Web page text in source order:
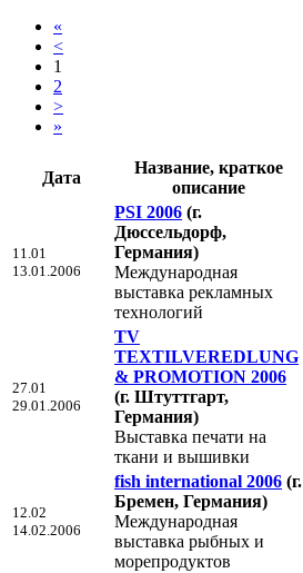
«
<
1
2
>
»
Дата
Название, краткое
описание
11.01
13.01.2006
PSI 2006 (г.
Дюссельдорф,
Германия)
Международная
выставка рекламных
технологий
27.01
29.01.2006
TV
TEXTILVEREDLUNG
& PROMOTION 2006
(г. Штуттгарт,
Германия)
Выставка печати на
ткани и вышивки
12.02
14.02.2006
fish international 2006 (г.
Бремен, Германия)
Международная
выставка рыбных и
морепродуктов